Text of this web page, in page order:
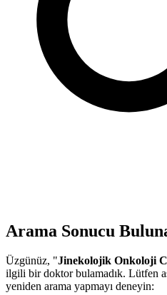
Arama Sonucu
Üzgünüz, "Jinekolojik Onkoloji
ilgili bir doktor bulamadık. Lütfen
yeniden arama yapmayı deneyin: